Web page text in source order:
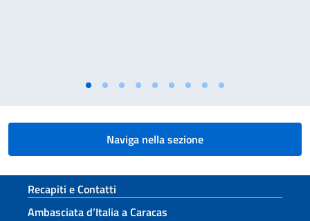
Naviga nella sezione
Sezione footer
Recapiti e Contatti
Ambasciata d’Italia a Caracas